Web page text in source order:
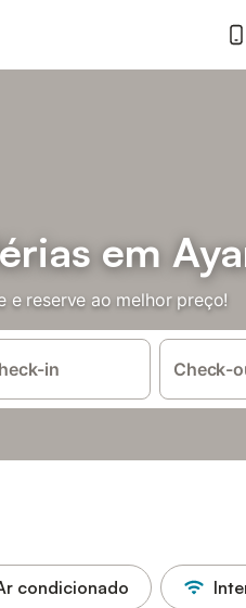
em
e reserve ao melhor preço!
in Check-
condicionado